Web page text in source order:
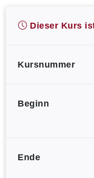
Dieser Kurs
Kursnummer
Beginn
Ende